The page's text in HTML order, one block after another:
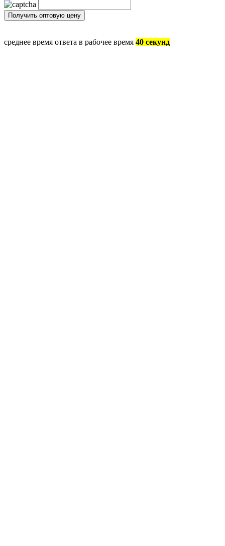
среднее время ответа в рабочее время 40 секунд